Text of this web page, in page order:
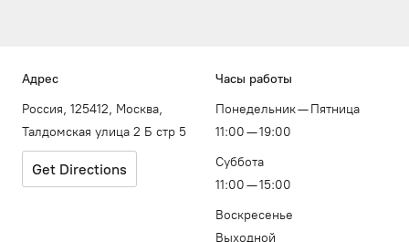
Адрес
Россия, 125412, Москва,
Талдомская улица 2 Б стр 5
Get Directions
Часы работы
Понедельник — Пятница
11:00 — 19:00
Суббота
11:00 — 15:00
Воскресенье
Выходной